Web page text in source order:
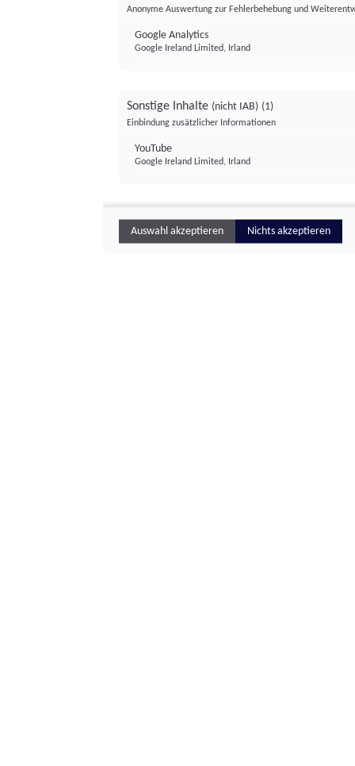
Anonyme Auswertung zur Fehlerbehebung und
Google Analytics
Google Ireland Limited, Irland
Sonstige Inhalte (nicht IAB) (1)
Einbindung zusätzlicher Informationen
YouTube
Google Ireland Limited, Irland
Auswahl akzeptieren Nichts akzeptieren